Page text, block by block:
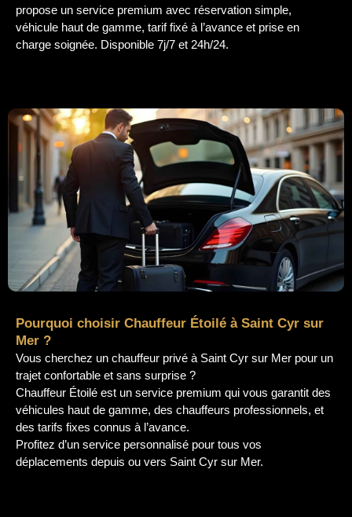
propose un service premium avec réservation simple,
véhicule haut de gamme, tarif fixé à l’avance et prise en
charge soignée. Disponible 7j/7 et 24h/24.
Pourquoi choisir Chauffeur Étoilé à Saint Cyr sur
Mer ?
Vous cherchez un chauffeur privé à Saint Cyr sur Mer pour un
trajet confortable et sans surprise ?
Chauffeur Étoilé est un service premium qui vous garantit des
véhicules haut de gamme, des chauffeurs professionnels, et
des tarifs fixes connus à l’avance.
Profitez d’un service personnalisé pour tous vos
déplacements depuis ou vers Saint Cyr sur Mer.